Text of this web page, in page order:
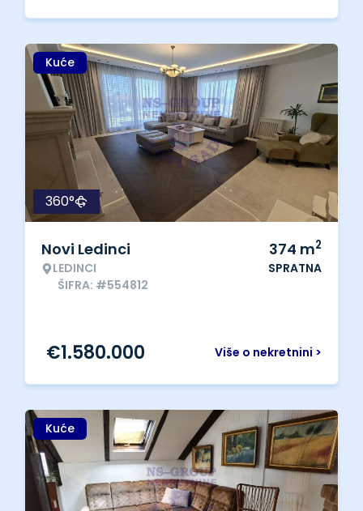
Kuće
360°
Novi Ledinci
LEDINCI
ŠIFRA: #554812
374 m2
SPRATNA
Više o nekretnini >
€1.580.000
Kuće